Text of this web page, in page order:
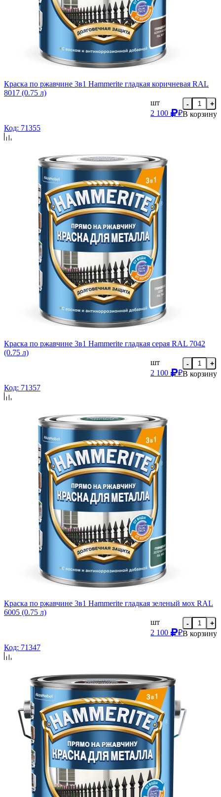
Краска по ржавчине 3в1 Hammerite гладкая коричневая RAL
8017 (0.75 л)
шт
2 100
₽
- +
В корзину
Код: 71355
Краска по ржавчине 3в1 Hammerite гладкая серая RAL 7042
(0.75 л)
шт
2 100
₽
- +
В корзину
Код: 71357
Краска по ржавчине 3в1 Hammerite гладкая зеленый мох RAL
6005 (0.75 л)
шт
2 100
₽
- +
В корзину
Код: 71347